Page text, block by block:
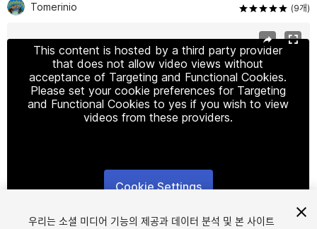
Tomerinio (9개)
This content is hosted by a third party provider
that does not allow video views without
acceptance of Targeting and Functional Cookies.
Please set your cookie preferences for Targeting
and Functional Cookies to yes if you wish to view
videos from these providers.
Cookie Settings
우리는 소셜 미디어 기능의 제공과 데이터 분석 및 본 사이트